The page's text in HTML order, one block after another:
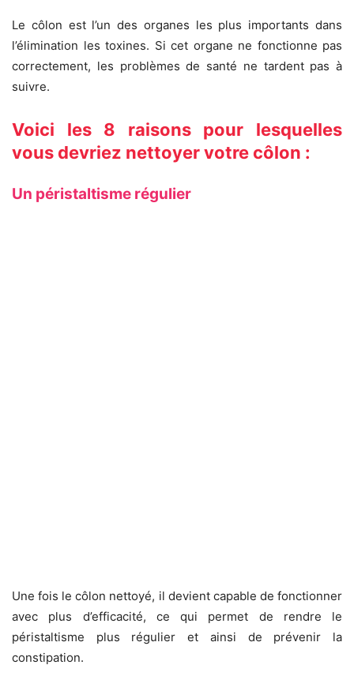
Le côlon est l’un des organes les plus importants dans
l’élimination les toxines. Si cet organe ne fonctionne pas
correctement, les problèmes de santé ne tardent pas à
suivre.
Voici les 8 raisons pour lesquelles
vous devriez nettoyer votre côlon :
Un péristaltisme régulier
Une fois le côlon nettoyé, il devient capable de fonctionner
avec plus d’efficacité, ce qui permet de rendre le
péristaltisme plus régulier et ainsi de prévenir la
constipation.